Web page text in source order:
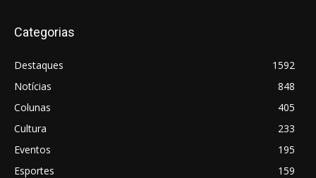
Categorias
Destaques
1592
Notícias
848
Colunas
405
Cultura
233
Eventos
195
Esportes
159